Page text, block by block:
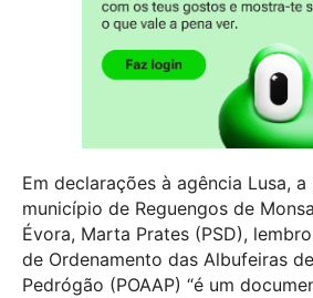
Em declarações à agência Lusa,
município de Reguengos de
Évora, Marta Prates (PSD),
de Ordenamento das Albufeiras
Pedrógão (POAAP) “é um